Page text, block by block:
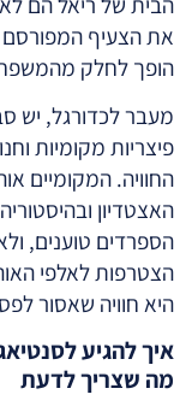
את הצעיף
הופך לחלק
מעבר לכדורגל, יש
פיצריות מקומיות
החוויה. המקומיים
האצטדיון
הספרדים טוענים,
הצטרפות לאלפי
היא חוויה שאסור
איך להגיע
מה שצריך לדעת